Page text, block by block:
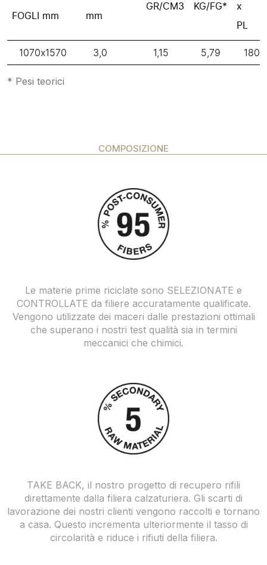
FOGLI mm
mm
GR/CM3 KG/FG*
x
PL
1070x1570 3,0 1,15 5,79 180
* Pesi teorici
COMPOSIZIONE
Le materie prime riciclate sono SELEZIONATE e
CONTROLLATE da filiere accuratamente qualificate.
Vengono utilizzate dei maceri dalle prestazioni ottimali
che superano i nostri test qualità sia in termini
meccanici che chimici.
TAKE BACK, il nostro progetto di recupero rifili
direttamente dalla filiera calzaturiera. Gli scarti di
lavorazione dei nostri clienti vengono raccolti e tornano
a casa. Questo incrementa ulteriormente il tasso di
circolarità e riduce i rifiuti della filiera.